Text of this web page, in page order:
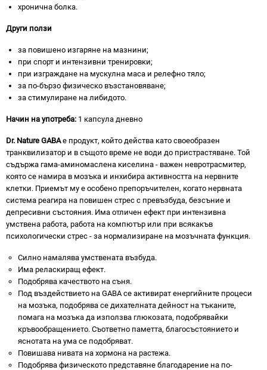
хронична болка.
Други ползи
за повишено изгаряне на мазнини;
при спорт и интензивни тренировки;
при изграждане на мускулна маса и релефно тяло;
за по-бързо физическо възстановяване;
за стимулиране на либидото.
Начин на употреба: 1 капсула дневно
Dr. Nature GABAе продукт, който действа като своеобразен
транквилизатор и в същото време не води до пристрастяване. Той
съдържа гама-аминомаслена киселина - важен невротрасмитер,
която се намира в мозъка и инхибира активността на нервните
клетки. Приемът му е особено препоръчителен, когато нервната
система реагира на повишен стрес с превъзбуда, безсъние и
депресивни състояния. Има отличен ефект при интензивна
умствена работа, работа на компютър или при всякакъв
психологически стрес - за нормализиране на мозъчната функция.
Силно намалява умствената възбуда.
Има реласкиращ ефект.
Подобрява качеството на съня.
Под въздействието на GABA се активират енергийните процеси
на мозъка, подобрява се дихателната дейност на тъканите,
помага на мозъка да използва глюкозата, подобрявайки
кръвообращението. Съответно паметта, благосъстоянието и
яснотата на ума се подобряват.
Повишава нивата на хормона на растежа.
Подобрява физическото представяне благодарение на по-